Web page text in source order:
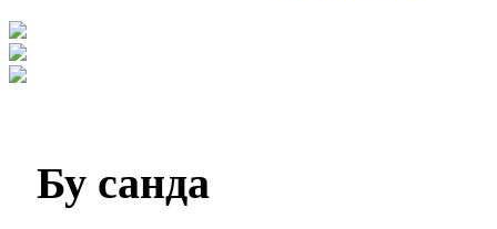
Бу санда